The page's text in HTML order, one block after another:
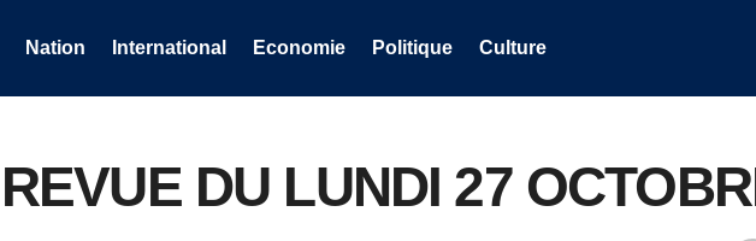
Nation International Economie Politique Culture
REVUE DU LUNDI 27